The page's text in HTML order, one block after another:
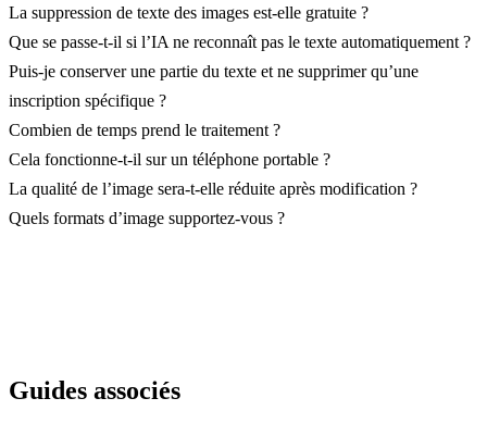
La suppression de texte des images est-elle gratuite ?
Que se passe-t-il si l’IA ne reconnaît pas le texte automatiquement ?
Puis-je conserver une partie du texte et ne supprimer qu’une
inscription spécifique ?
Combien de temps prend le traitement ?
Cela fonctionne-t-il sur un téléphone portable ?
La qualité de l’image sera-t-elle réduite après modification ?
Quels formats d’image supportez-vous ?
Guides associés